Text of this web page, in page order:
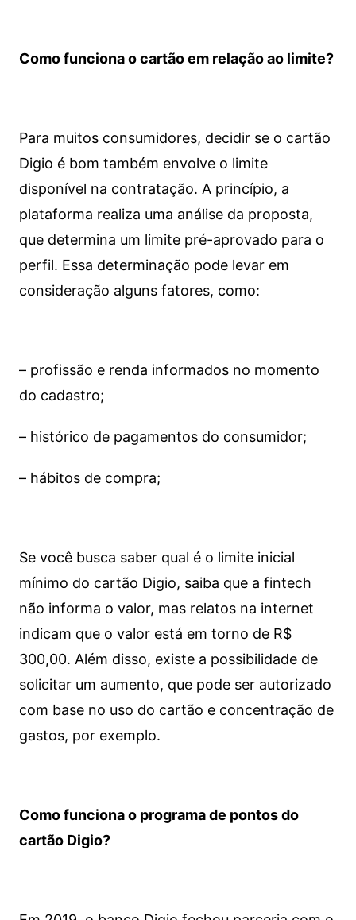
Como funciona o cartão em relação ao limite?
Para muitos consumidores, decidir se o cartão
Digio é bom também envolve o limite
disponível na contratação. A princípio, a
plataforma realiza uma análise da proposta,
que determina um limite pré-aprovado para o
perfil. Essa determinação pode levar em
consideração alguns fatores, como:
– profissão e renda informados no momento
do cadastro;
– histórico de pagamentos do consumidor;
– hábitos de compra;
Se você busca saber qual é o limite inicial
mínimo do cartão Digio, saiba que a fintech
não informa o valor, mas relatos na internet
indicam que o valor está em torno de R$
300,00. Além disso, existe a possibilidade de
solicitar um aumento, que pode ser autorizado
com base no uso do cartão e concentração de
gastos, por exemplo.
Como funciona o programa de pontos do
cartão Digio?